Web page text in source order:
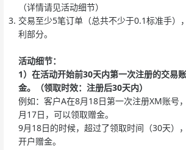
（详情请见活动细节）
交易至少5笔订单（总共不少于0.1标准手）
利部分。
活动细节：
1）在活动开始前30天内第一次注册的交易
金。（领取时效：注册后30天内）
例如：客户A在8月18日第一次注册XM账号
月17日，可以领取赠金。
9月18日的时候，超过了领取时间（30天）
开户赠金。